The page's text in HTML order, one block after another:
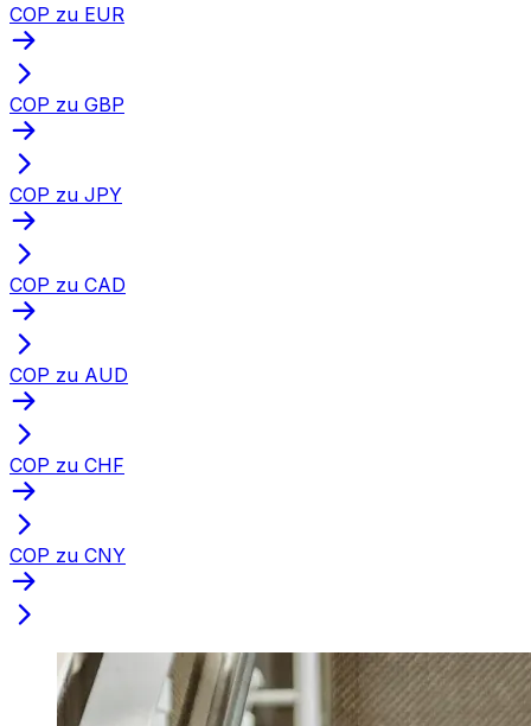
COP zu EUR
COP zu GBP
COP zu JPY
COP zu CAD
COP zu AUD
COP zu CHF
COP zu CNY